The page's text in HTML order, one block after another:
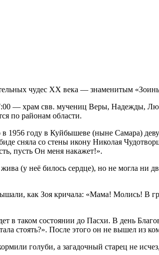
чудес XX века — знаменитым
7:00 — храм свв. мучениц Веры, Надежды,
по районам области.
1956 году в Куйбышеве (ныне Самара)
сняла со стены икону Николая
пусть Он меня накажет!».
(у неё билось сердце), но не могла ни
как Зоя кричала: «Мама! Молись! В
в таком состоянии до Пасхи. В день
стоять?». После этого он не вышел из
голуби, а загадочный старец не